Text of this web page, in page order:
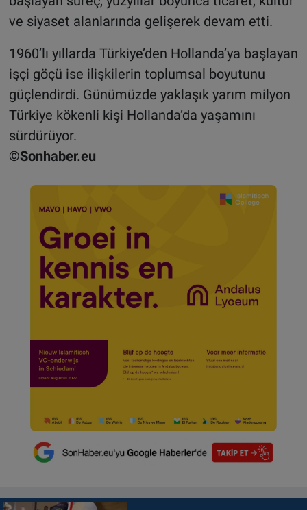
ve siyaset alanlarında gelişerek devam etti.
1960’lı yıllarda Türkiye’den Hollanda’ya başlayan
işçi göçü ise ilişkilerin toplumsal boyutunu
güçlendirdi. Günümüzde yaklaşık yarım milyon
Türkiye kökenli kişi Hollanda’da yaşamını
sürdürüyor.
©Sonhaber.eu